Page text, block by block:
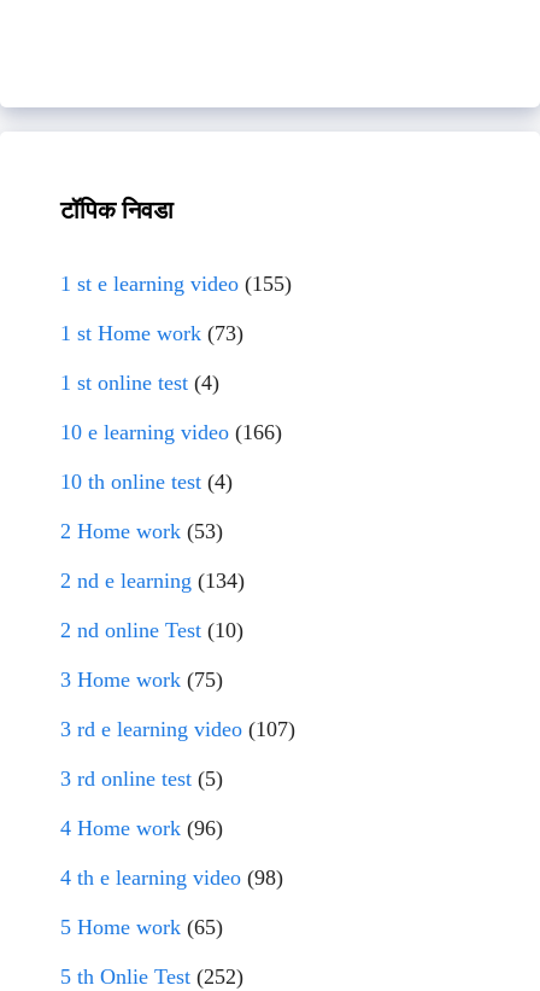
टॉपिक निवडा
1 st e learning video (155)
1 st Home work (73)
1 st online test (4)
10 e learning video (166)
10 th online test (4)
2 Home work (53)
2 nd e learning (134)
2 nd online Test (10)
3 Home work (75)
3 rd e learning video (107)
3 rd online test (5)
4 Home work (96)
4 th e learning video (98)
5 Home work (65)
5 th Onlie Test (252)